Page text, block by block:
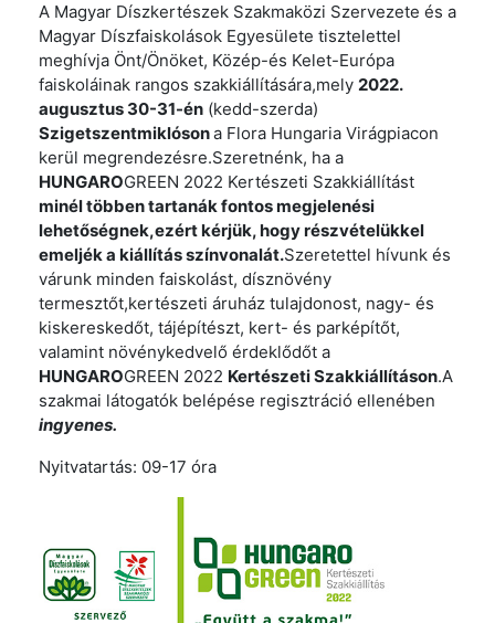
A Magyar Díszkertészek Szakmaközi Szervezete és a
Magyar Díszfaiskolások Egyesülete tisztelettel
meghívja Önt/Önöket, Közép-és Kelet-Európa
faiskoláinak rangos szakkiállítására,mely 2022.
augusztus 30-31-én (kedd-szerda)
Szigetszentmiklósona Flora Hungaria Virágpiacon
kerül megrendezésre.Szeretnénk, ha a
HUNGAROGREEN 2022 Kertészeti Szakkiállítást
minél többen tartanák fontos megjelenési
lehetőségnek,ezért kérjük, hogy részvételükkel
emeljék a kiállítás színvonalát.Szeretettel hívunk és
várunk minden faiskolást, dísznövény
termesztőt,kertészeti áruház tulajdonost, nagy- és
kiskereskedőt, tájépítészt, kert- és parképítőt,
valamint növénykedvelő érdeklődőt a
HUNGAROGREEN 2022 Kertészeti Szakkiállításon.A
szakmai látogatók belépése regisztráció ellenében
ingyenes.
Nyitvatartás: 09-17 óra